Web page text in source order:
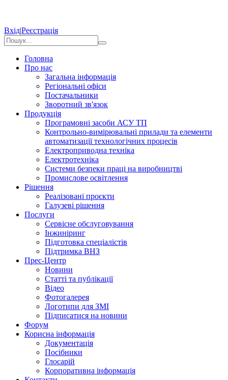
Вхід|Реєстрація
Головна
Про нас
Загальна інформація
Регіональні офіси
Постачальники
Зворотний зв'язок
Продукція
Програмовні засоби АСУ ТП
Контрольно-вимірювальні прилади та елементи
автоматизації технологічних процесів
Електроприводна техніка
Електротехніка
Системи безпеки праці на виробництві
Промислове освітлення
Рішення
Реалізовані проєкти
Галузеві рішення
Послуги
Сервісне обслуговування
Інжиніринг
Підготовка спеціалістів
Підтримка ВНЗ
Прес-Центр
Новини
Статті та публікації
Відео
Фотогалерея
Логотипи для ЗМІ
Підписатися на новини
Форум
Корисна інформація
Документація
Посібники
Глосарій
Корпоративна інформація